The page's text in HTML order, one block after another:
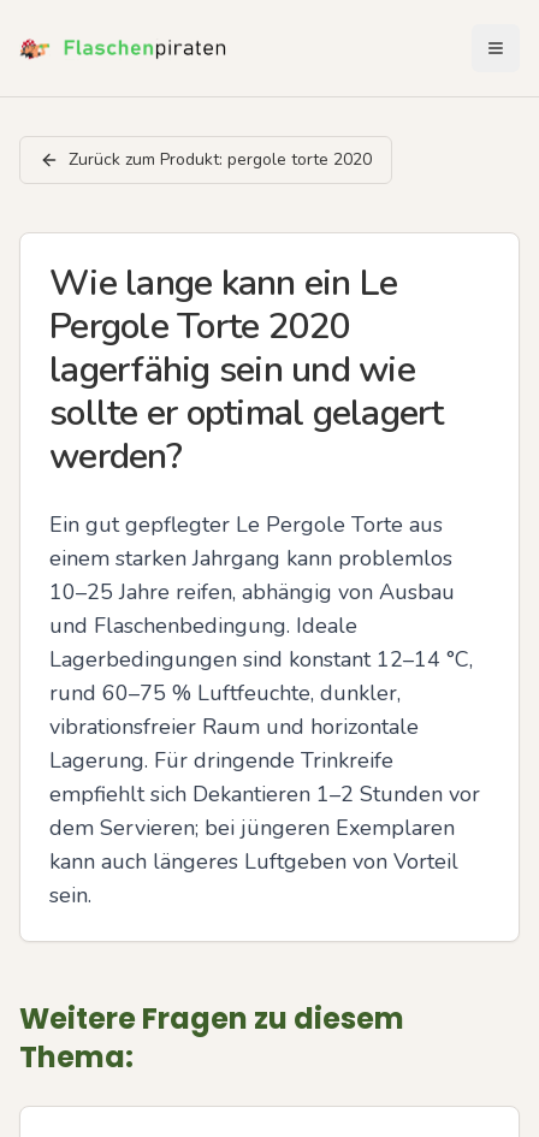
Zurück zum Produkt: pergole torte 2020
Wie lange kann ein Le
Pergole Torte 2020
lagerfähig sein und wie
sollte er optimal gelagert
werden?
Ein gut gepflegter Le Pergole Torte aus
einem starken Jahrgang kann problemlos
10–25 Jahre reifen, abhängig von Ausbau
und Flaschenbedingung. Ideale
Lagerbedingungen sind konstant 12–14 °C,
rund 60–75 % Luftfeuchte, dunkler,
vibrationsfreier Raum und horizontale
Lagerung. Für dringende Trinkreife
empfiehlt sich Dekantieren 1–2 Stunden vor
dem Servieren; bei jüngeren Exemplaren
kann auch längeres Luftgeben von Vorteil
sein.
Weitere Fragen zu diesem
Thema: